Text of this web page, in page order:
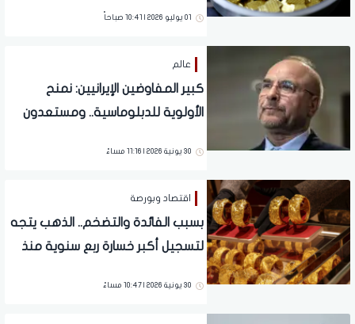
01 يوليو 2026 | 10:41 صباحاً
عالم
كبير المفاوضين الإيرانيين: نمنح
الأولوية للدبلوماسية.. ومستعدون
30 يونية 2026 | 11:16 مساءً
اقتصاد وبورصة
بسبب الفائدة والتضخم.. الذهب يتجه
لتسجيل أكبر خسارة ربع سنوية منذ
30 يونية 2026 | 10:47 مساءً